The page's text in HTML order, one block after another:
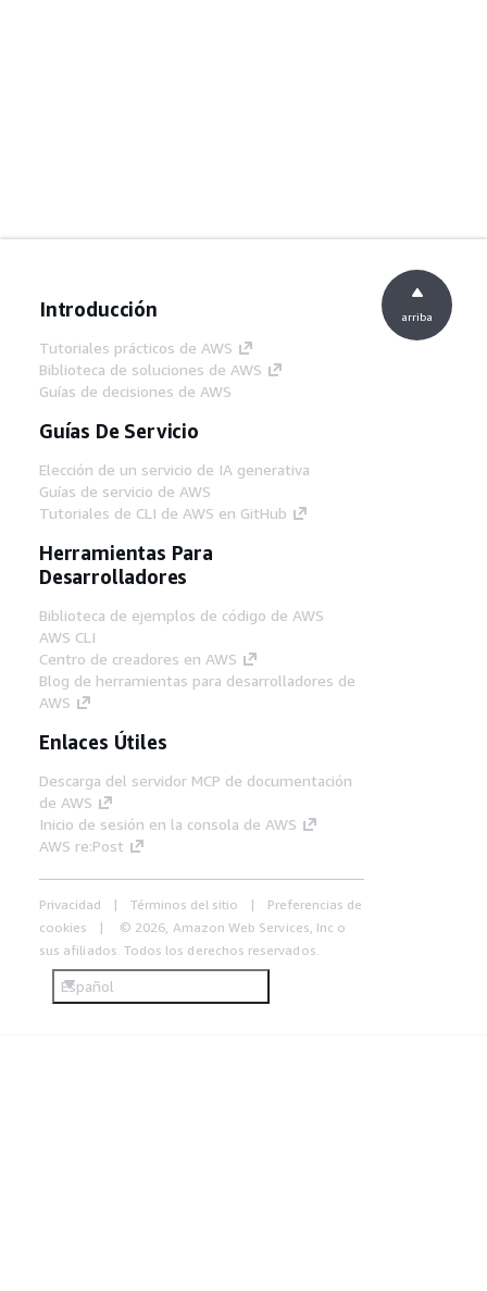
Introducción
Tutoriales prácticos de AWS
Biblioteca de soluciones de AWS
Guías de decisiones de AWS
Guías De Servicio
Elección de un servicio de IA generativa
Guías de servicio de AWS
Tutoriales de CLI de AWS en GitHub
Herramientas Para
Desarrolladores
Biblioteca de ejemplos de código de AWS
AWS CLI
Centro de creadores en AWS
Blog de herramientas para desarrolladores de
AWS
Enlaces Útiles
Descarga del servidor MCP de documentación
de AWS
Inicio de sesión en la consola de AWS
AWS re:Post
Privacidad Términos del sitio
Preferencias de
cookies
© 2026, Amazon Web Services, Inc o
sus afiliados. Todos los derechos reservados.
Español
arriba